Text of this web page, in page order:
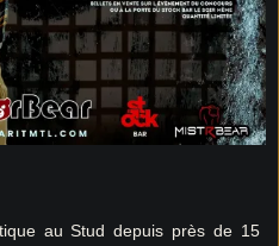
au Stud depuis près de 15